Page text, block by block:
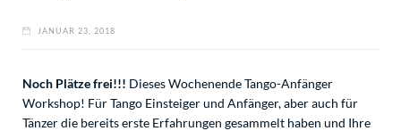
JANUAR 23, 2018
Noch Plätze frei!!! Dieses Wochenende Tango-Anfänger
Workshop! Für Tango Einsteiger und Anfänger, aber auch für
Tänzer die bereits erste Erfahrungen gesammelt haben und Ihre